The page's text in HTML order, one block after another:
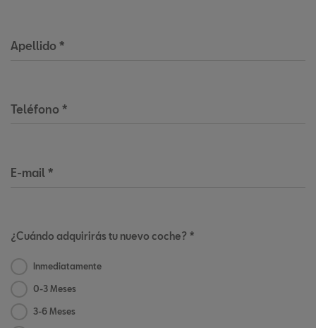
Apellido *
Teléfono *
E-mail *
¿Cuándo adquirirás tu nuevo coche? *
Inmediatamente
0-3 Meses
3-6 Meses